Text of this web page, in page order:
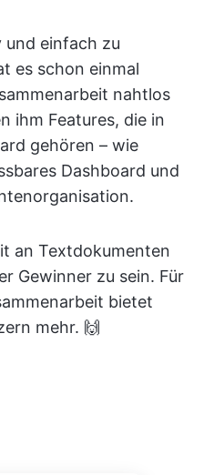
und einfach zu
es schon einmal
nahtlos
ihm Features, die in
gehören – wie
Dashboard und
an Textdokumenten
Gewinner zu sein. Für
bietet
mehr. 🙌